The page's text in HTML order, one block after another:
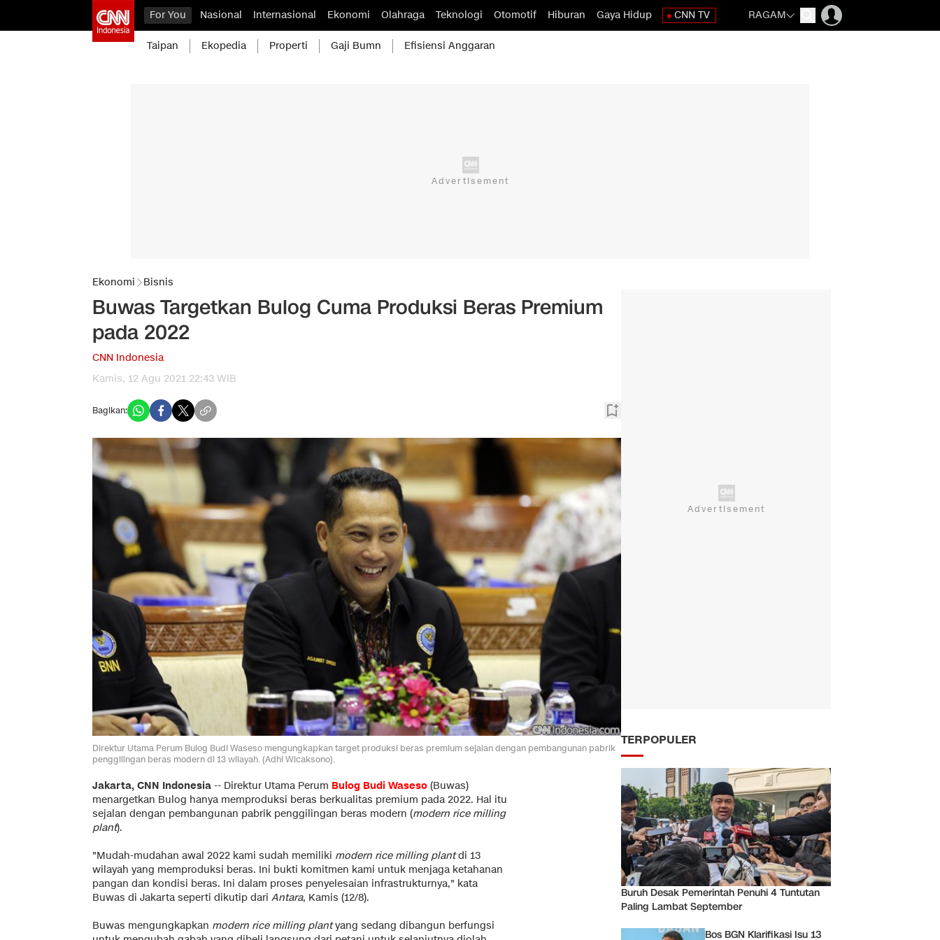
For You Nasional Internasional Ekonomi Olahraga Teknologi Otomotif Hiburan Gaya Hidup CNN TV RAGAM
Taipan Ekopedia Properti Gaji Bumn Efisiensi Anggaran
Ekonomi Bisnis
Buwas Targetkan Bulog Cuma Produksi Beras Premium
pada 2022
CNN Indonesia
Kamis, 12 Agu 2021 22:43 WIB
Bagikan:
Direktur Utama Perum Bulog Budi Waseso mengungkapkan target produksi beras premium sejalan dengan pembangunan pabrik
penggilingan beras modern di 13 wilayah. (Adhi Wicaksono).
Jakarta, CNN Indonesia -- Direktur Utama Perum Bulog Budi Waseso (Buwas)
menargetkan Bulog hanya memproduksi beras berkualitas premium pada 2022. Hal itu
sejalan dengan pembangunan pabrik penggilingan beras modern (modern rice milling
plant).
"Mudah-mudahan awal 2022 kami sudah memiliki modern rice milling plantdi 13
wilayah yang memproduksi beras. Ini bukti komitmen kami untuk menjaga ketahanan
pangan dan kondisi beras. Ini dalam proses penyelesaian infrastrukturnya," kata
Buwas di Jakarta seperti dikutip dari Antara, Kamis (12/8).
Buwas mengungkapkan modern rice milling plantyang sedang dibangun berfungsi
TERPOPULER
Buruh Desak Pemerintah Penuhi 4 Tuntutan
Paling Lambat September
Bos BGN Klarifikasi Isu 13